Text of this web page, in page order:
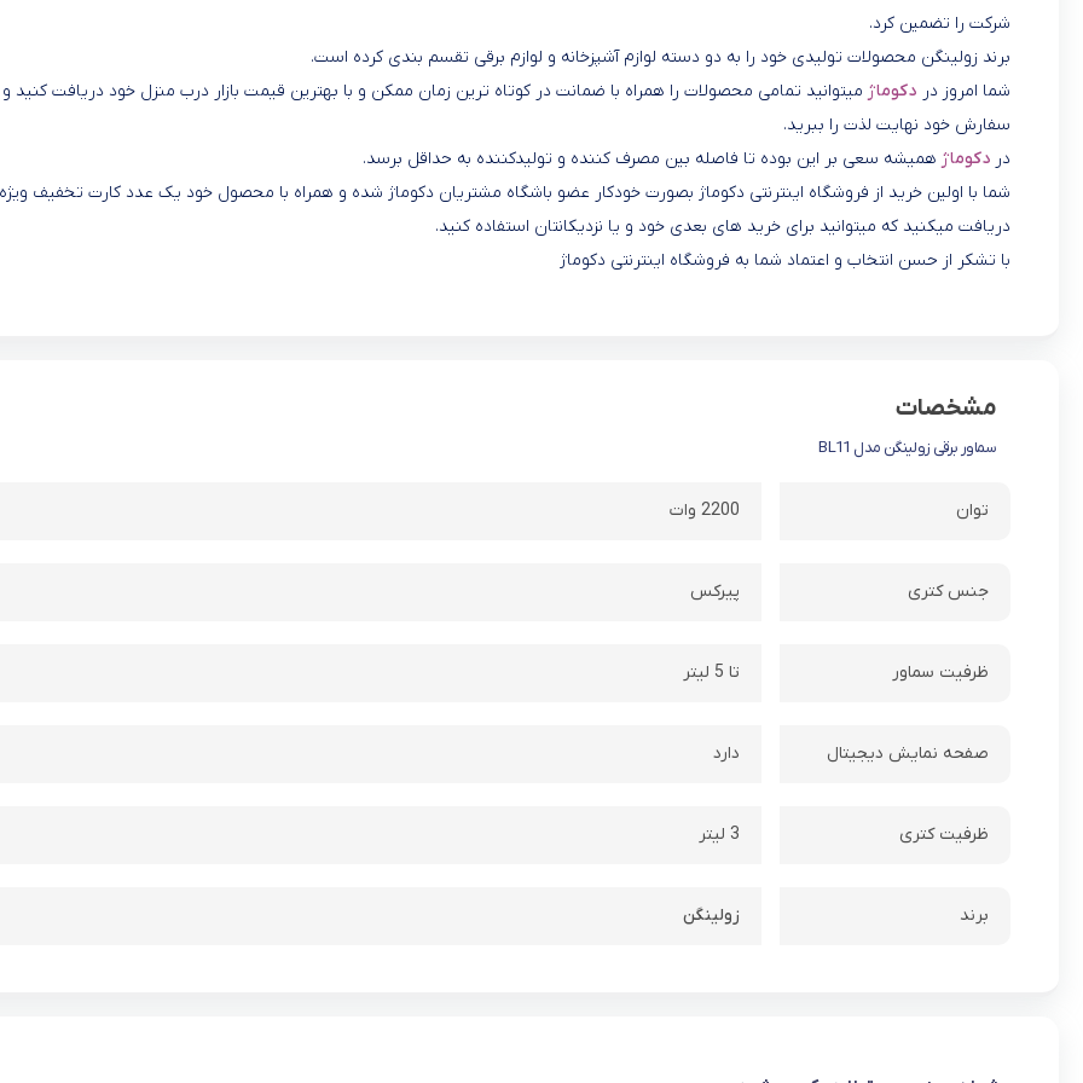
شرکت را تضمین کرد.
برند زولینگن محصولات تولیدی خود را به دو دسته لوازم آشپزخانه و لوازم برقی تقسم بندی کرده است.
شما امروز در دکوماژ میتوانید تمامی محصولات را همراه با ضمانت در کوتاه ترین زمان ممکن و با بهترین قیمت بازار درب منزل خود دریافت کنید و
سفارش خود نهایت لذت را ببرید.
در دکوماژ همیشه سعی بر این بوده تا فاصله بین مصرف کننده و تولیدکننده به حداقل برسد.
شما با اولین خرید از فروشگاه اینترنتی دکوماژ بصورت خودکار عضو باشگاه مشتریان دکوماژ شده و همراه با محصول خود یک عدد کارت تخفیف ویژه
دریافت میکنید که میتوانید برای خرید های بعدی خود و یا نزدیکانتان استفاده کنید.
با تشکر از حسن انتخاب و اعتماد شما به فروشگاه اینترنتی دکوماژ
مشخصات
سماور برقی زولینگن مدل BL11
توان 2200 وات
جنس کتری پیرکس
ظرفیت سماور تا 5 لیتر
صفحه نمایش دیجیتال دارد
ظرفیت کتری 3 لیتر
برند زولینگن